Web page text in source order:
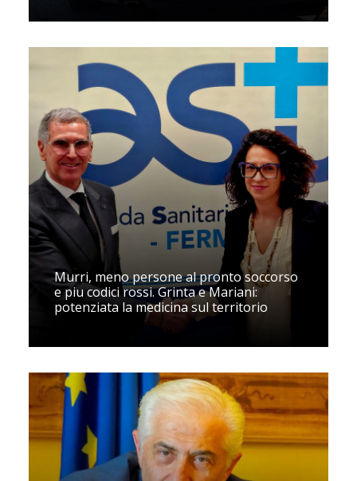
Murri, meno persone al pronto soccorso
e piu codici rossi. Grinta e Mariani:
potenziata la medicina sul territorio